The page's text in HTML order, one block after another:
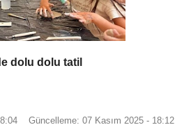
dolu dolu tatil
Güncelleme: 07 Kasım 2025 - 18:12